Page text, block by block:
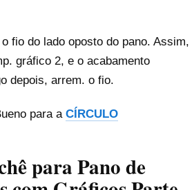
fio do lado oposto do pano. Assim,
gráfico 2, e o acabamento
depois, arrem. o fio.
para a CÍRCULO
para Pano de